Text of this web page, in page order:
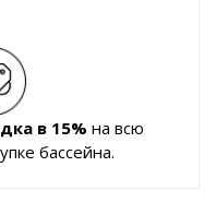
в 15% на всю
бассейна.